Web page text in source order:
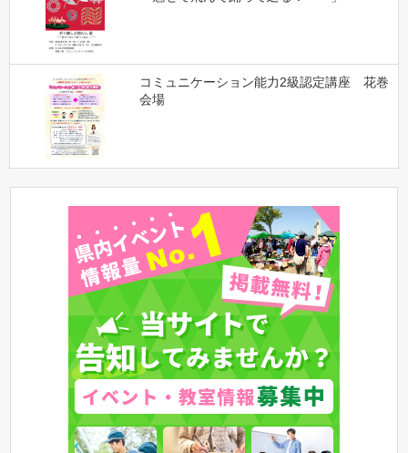
コミュニケーション能力2級認定講座 花巻
会場